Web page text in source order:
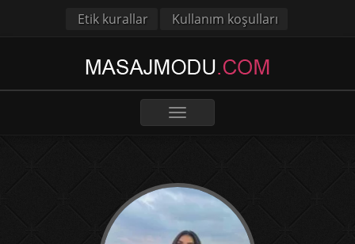
Etik kurallar Kullanım koşulları
Toggle